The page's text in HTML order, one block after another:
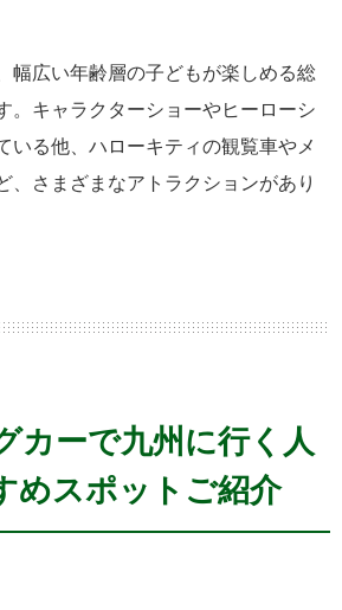
幅広い年齢層の子どもが楽しめる総
。キャラクターショーやヒーローシ
いる他、ハローキティの観覧車やメ
、さまざまなアトラクションがあり
カーで九州に行く人
めスポットご紹介